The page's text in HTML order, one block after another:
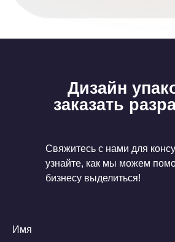
Дизайн
заказать
Свяжитесь с нами для
узнайте, как мы можем
бизнесу выделиться!
Имя